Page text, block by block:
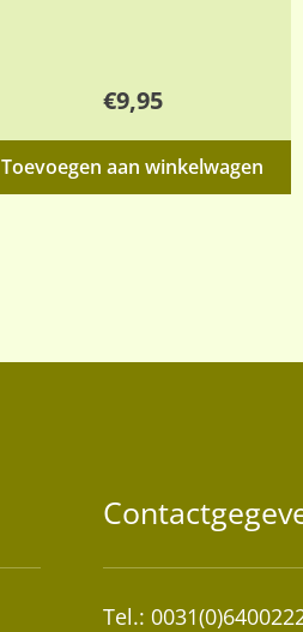
€9,95
Toevoegen aan winkelwagen
Tel.: